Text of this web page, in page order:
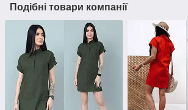
Подібні товари компанії